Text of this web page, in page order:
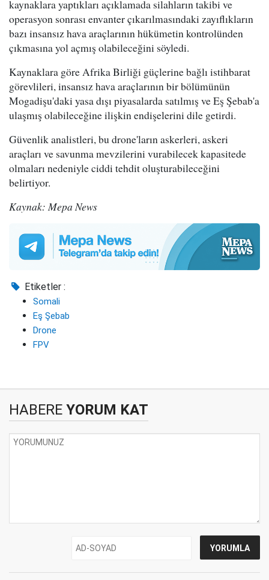
kaynaklara yaptıkları açıklamada silahların takibi ve
operasyon sonrası envanter çıkarılmasındaki zayıflıkların
bazı insansız hava araçlarının hükümetin kontrolünden
çıkmasına yol açmış olabileceğini söyledi.
Kaynaklara göre Afrika Birliği güçlerine bağlı istihbarat
görevlileri, insansız hava araçlarının bir bölümünün
Mogadişu'daki yasa dışı piyasalarda satılmış ve Eş Şebab'a
ulaşmış olabileceğine ilişkin endişelerini dile getirdi.
Güvenlik analistleri, bu drone'ların askerleri, askeri
araçları ve savunma mevzilerini vurabilecek kapasitede
olmaları nedeniyle ciddi tehdit oluşturabileceğini
belirtiyor.
Kaynak: Mepa News
Etiketler :
Somali
Eş Şebab
Drone
FPV
HABERE YORUM KAT